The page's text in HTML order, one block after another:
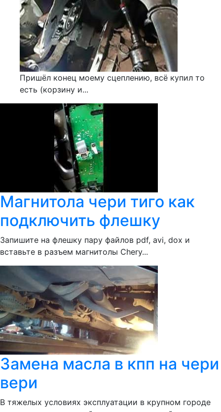
Пришёл конец моему сцеплению, всё купил то
есть (корзину и...
Магнитола чери тиго как
подключить флешку
Запишите на флешку пару файлов pdf, avi, dox и
вставьте в разъем магнитолы Chery...
Замена масла в кпп на чери
вери
В тяжелых условиях эксплуатации в крупном городе